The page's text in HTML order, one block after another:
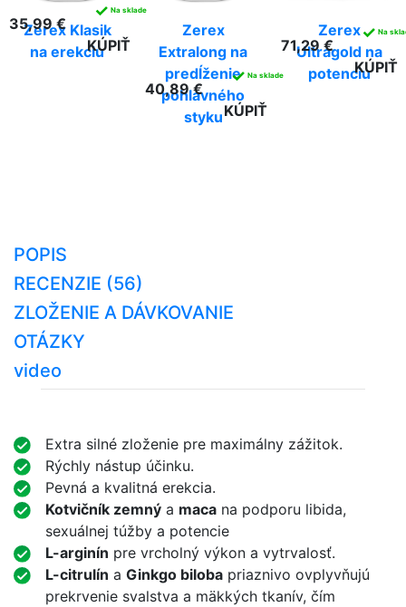
Zerex Klasik
na erekciu
35,99 €
✓ Na sklade
KÚPIŤ
Zerex
Extralong na
predĺženie
pohlavného
styku
40,89 €
✓ Na sklade
KÚPIŤ
Zerex
Ultragold na
potenciu
71,29 €
✓ Na
KÚPIŤ
POPIS
RECENZIE (56)
ZLOŽENIE A DÁVKOVANIE
OTÁZKY
video
Extra silné zloženie pre maximálny zážitok.
Rýchly nástup účinku.
Pevná a kvalitná erekcia.
Kotvičník zemný a maca na podporu libida,
sexuálnej túžby a potencie
L-arginín pre vrcholný výkon a vytrvalosť.
L-citrulín aGinkgo biloba priaznivo ovplyvňujú
prekrvenie svalstva a mäkkých tkanív, čím